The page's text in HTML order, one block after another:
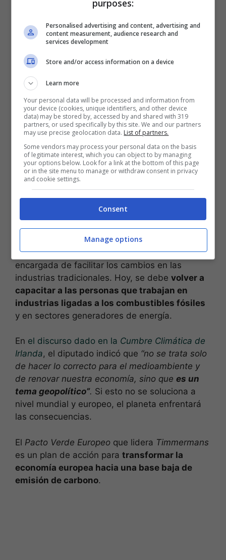
manera de garantizar que los jóvenes puedan
vivir en un clima seguro. En este contexto, la
política tiene un enorme desafío porque se
debe recuperar el sentimiento de hacer algo por
los demás y no solo por uno mismo.
Además, paraTimmermans resulta urgente la
unión de la política con el movimiento
climático, para enfocarse principalmente en los
podrían convertirse en el mayor obstáculo.
El rol de la política para
frenar el cambio
climático
Timmermansasegura que la política era la
encargada de facilitar los cambios en las
industrias tradicionales. Hoy, se debe volver a
capacitar a las personas que trabajan en
industrias ligadas a los combustibles fósiles
y en sectores generadores de energía.
En el discurso dado en la Cumbre Climática de
Irlanda, el diputado indicó que “no se trata solo
de hacer lo correcto para el medioambiente y
de renovar nuestra economía, sino que es un
tema geopolítico”. Si esto no se soluciona a
nivel mundial y europeo, el planeta enfrentará
las consecuencias.
El Pacto Verde Europeo que lidera Timmermans
es un plan de acción para transformar la
economía europea hacia una base baja de
emisión de carbono.
purposes:
Personalised advertising and content, advertising and
content measurement, audience research and
services development
Store and/or access information on a device
Learn more
Your personal data will be processed and information from
your device (cookies, unique identifiers, and other device
data) may be stored by, accessed by and shared with 319
partners, or used specifically by this site. We and our partners
may use precise geolocation data. List of partners.
Some vendors may process your personal data on the basis
of legitimate interest, which you can object to by managing
your options below. Look for a link at the bottom of this page
or in the site menu to manage or withdraw consent in privacy
and cookie settings.
Consent
Manage options